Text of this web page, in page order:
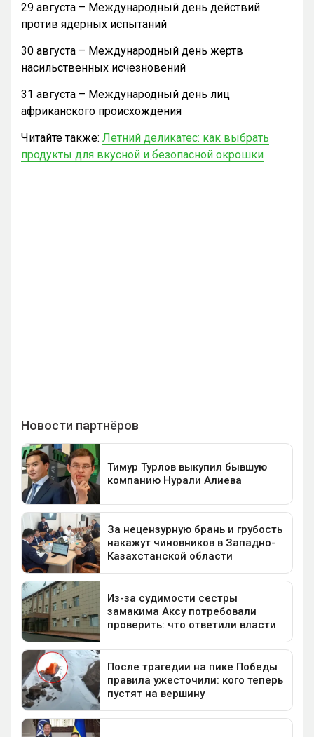
29 августа – Международный день действий
против ядерных испытаний
30 августа – Международный день жертв
насильственных исчезновений
31 августа – Международный день лиц
африканского происхождения
Читайте также: Летний деликатес: как выбрать
продукты для вкусной и безопасной окрошки